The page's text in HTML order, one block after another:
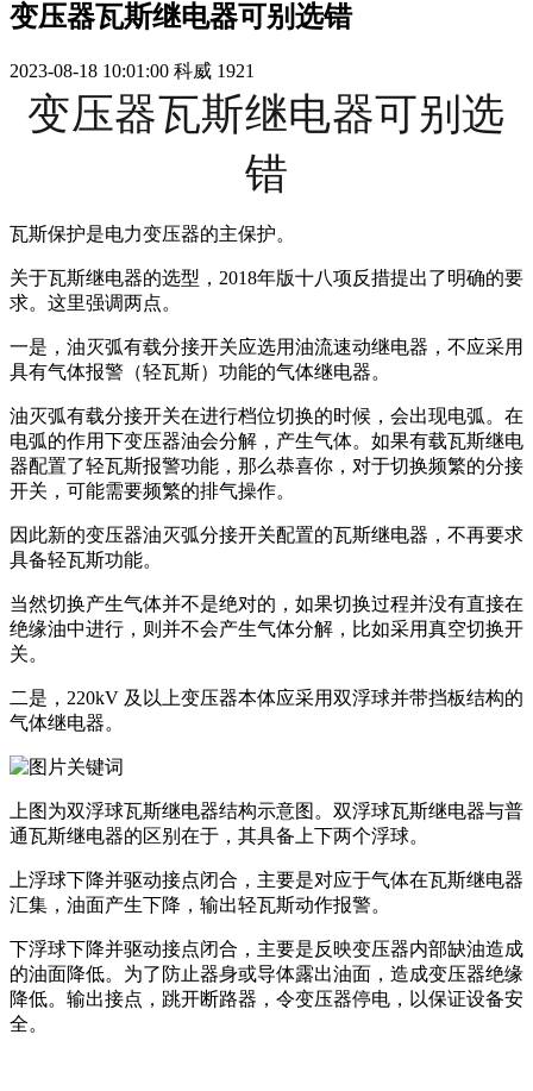
变压器瓦斯继电器可别选错
2023-08-18 10:01:00 科威 1921
变压器瓦斯继电器可别选
错
瓦斯保护是电力变压器的主保护。
关于瓦斯继电器的选型，2018年版十八项反措提出了明确的要
求。这里强调两点。
一是，油灭弧有载分接开关应选用油流速动继电器，不应采用
具有气体报警（轻瓦斯）功能的气体继电器。
油灭弧有载分接开关在进行档位切换的时候，会出现电弧。在
电弧的作用下变压器油会分解，产生气体。如果有载瓦斯继电
器配置了轻瓦斯报警功能，那么恭喜你，对于切换频繁的分接
开关，可能需要频繁的排气操作。
因此新的变压器油灭弧分接开关配置的瓦斯继电器，不再要求
具备轻瓦斯功能。
当然切换产生气体并不是绝对的，如果切换过程并没有直接在
绝缘油中进行，则并不会产生气体分解，比如采用真空切换开
关。
二是，220kV 及以上变压器本体应采用双浮球并带挡板结构的
气体继电器。
上图为双浮球瓦斯继电器结构示意图。双浮球瓦斯继电器与普
通瓦斯继电器的区别在于，其具备上下两个浮球。
上浮球下降并驱动接点闭合，主要是对应于气体在瓦斯继电器
汇集，油面产生下降，输出轻瓦斯动作报警。
下浮球下降并驱动接点闭合，主要是反映变压器内部缺油造成
的油面降低。为了防止器身或导体露出油面，造成变压器绝缘
降低。输出接点，跳开断路器，令变压器停电，以保证设备安
全。